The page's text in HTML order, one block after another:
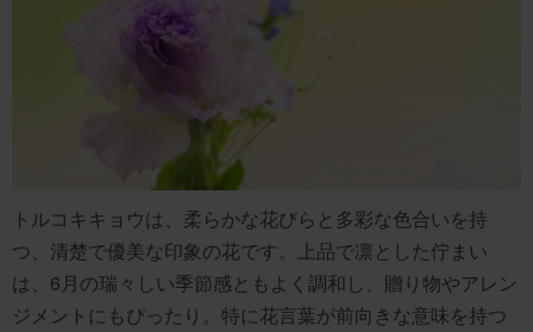
トルコキキョウは、柔らかな花びらと多彩な色合いを持
つ、清楚で優美な印象の花です。上品で凛とした佇まい
は、6月の瑞々しい季節感ともよく調和し、贈り物やアレン
ジメントにもぴったり。特に花言葉が前向きな意味を持つ